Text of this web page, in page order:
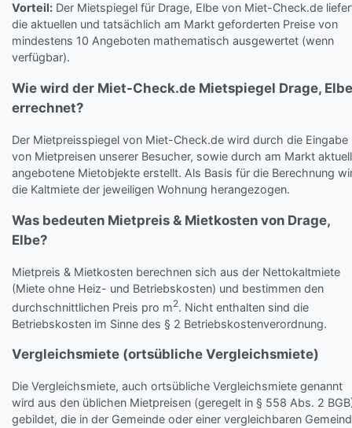
Vorteil: Der Mietspiegel für Drage, Elbe von Miet-Check.de
die aktuellen und tatsächlich am Markt geforderten Preise von
mindestens 10 Angeboten mathematisch ausgewertet (wenn
verfügbar).
Wie wird der Miet-Check.de Mietspiegel Drage, Elbe
errechnet?
Der Mietpreisspiegel von Miet-Check.de wird durch die Eingabe
von Mietpreisen unserer Besucher, sowie durch am Markt aktuell
angebotene Mietobjekte erstellt. Als Basis für die Berechnung
die Kaltmiete der jeweiligen Wohnung herangezogen.
Was bedeuten Mietpreis & Mietkosten von Drage,
Elbe?
Mietpreis & Mietkosten berechnen sich aus der Nettokaltmiete
(Miete ohne Heiz- und Betriebskosten) und bestimmen den
durchschnittlichen Preis pro m2. Nicht enthalten sind die
Betriebskosten im Sinne des § 2 Betriebskostenverordnung.
Vergleichsmiete (ortsübliche Vergleichsmiete)
Die Vergleichsmiete, auch ortsübliche Vergleichsmiete genannt
wird aus den üblichen Mietpreisen (geregelt in § 558 Abs. 2
gebildet, die in der Gemeinde oder einer vergleichbaren